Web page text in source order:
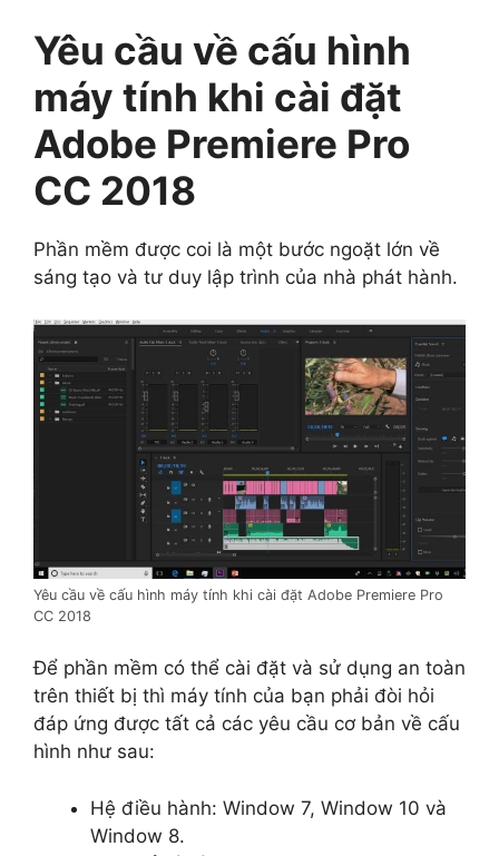
Yêu cầu về cấu hình
máy tính khi cài đặt
Adobe Premiere Pro
CC 2018
Phần mềm được coi là một bước ngoặt lớn về
sáng tạo và tư duy lập trình của nhà phát hành.
Yêu cầu về cấu hình máy tính khi cài đặt Adobe Premiere Pro
CC 2018
Để phần mềm có thể cài đặt và sử dụng an toàn
trên thiết bị thì máy tính của bạn phải đòi hỏi
đáp ứng được tất cả các yêu cầu cơ bản về cấu
hình như sau:
Hệ điều hành: Window 7, Window 10 và
Window 8.